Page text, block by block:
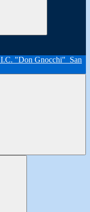
I.C. "Don Gnocchi" San